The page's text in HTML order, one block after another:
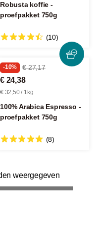
Robusta koffie -
proefpakket 750g
(10)
-10% € 27,17
€ 24,38
€ 32,50 / 1kg
100% Arabica Espresso -
proefpakket 750g
(8)
weergegeven